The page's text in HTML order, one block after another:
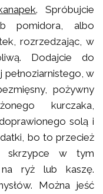
. Spróbujcie
pomidora, albo
rozrzedzając, w
Dodajcie do
pełnoziarnistego, w
pożywny
kurczaka,
solą i
bo to przecież
skrzypce w tym
na ryż lub kaszę.
Można jeść